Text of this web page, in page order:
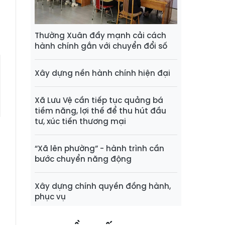
Thường Xuân đẩy mạnh cải cách
hành chính gắn với chuyển đổi số
Xây dựng nền hành chính hiện đại
Xã Lưu Vệ cần tiếp tục quảng bá
tiềm năng, lợi thế để thu hút đầu
tư, xúc tiến thương mại
“Xã lên phường” - hành trình cần
bước chuyển năng động
Xây dựng chính quyền đồng hành,
phục vụ